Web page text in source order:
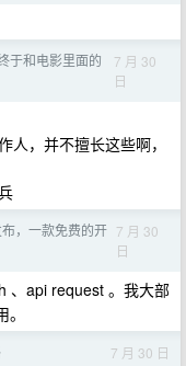
于和电影里面的
7 月 30
日
，并不擅长这些啊，
，一款免费的开 7 月 30
日
、api request 。我大部
7 月 30 日